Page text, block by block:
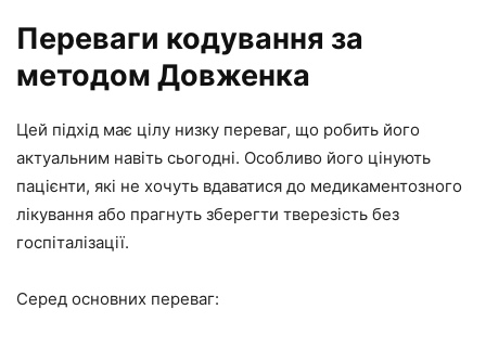
Переваги кодування за
методом Довженка
Цей підхід має цілу низку переваг, що робить його
актуальним навіть сьогодні. Особливо його цінують
пацієнти, які не хочуть вдаватися до медикаментозного
лікування або прагнуть зберегти тверезість без
госпіталізації.
Серед основних переваг: